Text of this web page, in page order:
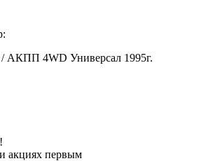
/ АКПП 4WD Универсал 1995г.
акциях первым